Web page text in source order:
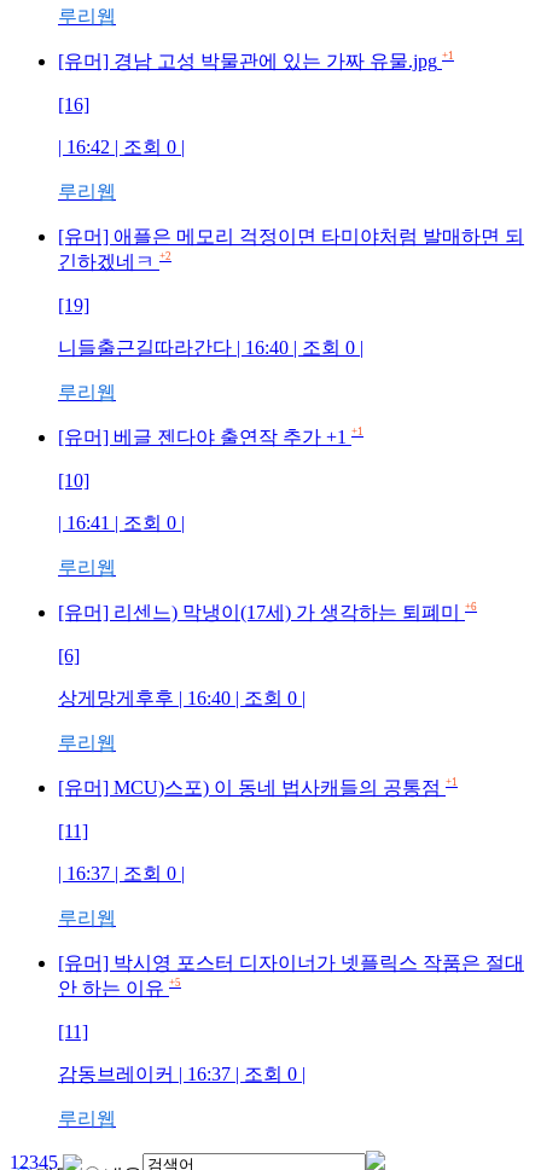
루리웹
[유머] 경남 고성 박물관에 있는 가짜 유물.jpg +1
[16]
| 16:42 | 조회 0 |
루리웹
[유머] 애플은 메모리 걱정이면 타미야처럼 발매하면 되
긴하겠네ㅋ
+2
[19]
니들출근길따라간다 | 16:40 | 조회 0 |
루리웹
[유머] 베글 젠다야 출연작 추가 +1 +1
[10]
| 16:41 | 조회 0 |
루리웹
[유머] 리센느) 막냉이(17세) 가 생각하는 퇴폐미 +6
[6]
상게망게후후 | 16:40 | 조회 0 |
루리웹
[유머] MCU)스포) 이 동네 법사캐들의 공통점 +1
[11]
| 16:37 | 조회 0 |
루리웹
[유머] 박시영 포스터 디자이너가 넷플릭스 작품은 절대
안 하는 이유 +5
[11]
감동브레이커 | 16:37 | 조회 0 |
루리웹
12345